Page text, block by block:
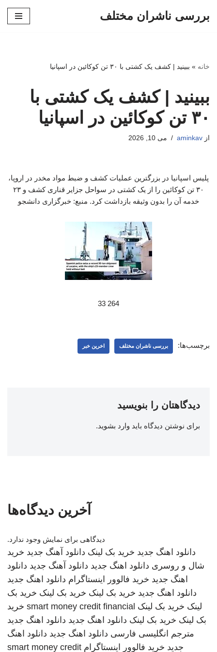
بررسی ناشران مختلف
خانه » ببینید | کشف یک کشتی با ۳۰ تن کوکائین در اسپانیا
ببینید | کشف یک کشتی با
۳۰ تن کوکائین در اسپانیا
از aminkav می 10, 2026
پلیس اسپانیا در بزرگترین عملیات کشف و ضبط مواد مخدر در اروپا،
۳۰ تن کوکائین را از یک کشتی در سواحل جزایر قناری کشف و ۲۳
خدمه آن را بدون وثیقه بازداشت کرد. منبع: خبرگزاری دانشجو
264 33
برچسب‌ها: بررسی ناشران مختلف اخرین خبر
دیدگاهتان را بنویسید
برای نوشتن دیدگاه باید وارد بشوید.
آخرین دیدگاه‌ها
دیدگاهی برای نمایش وجود ندارد.
دانلود اهنگ جدید خرید بک لینک دانلود آهنگ جدید خرید
شال و روسری دانلود اهنگ جدید دانلود آهنگ جدید دانلود
اهنگ جدید خرید فالوور اینستاگرام دانلود اهنگ جدید
دانلود اهنگ جدید خرید بک لینک خرید بک لینک خرید بک
لینک خرید بک لینک smart money credit financial خرید
بک لینک خرید بک لینک دانلود اهنگ جدید دانلود اهنگ جدید
مترجم انگلیسی فارسی دانلود اهنگ جدید دانلود اهنگ
جدید خرید فالوور اینستاگرام smart money credit